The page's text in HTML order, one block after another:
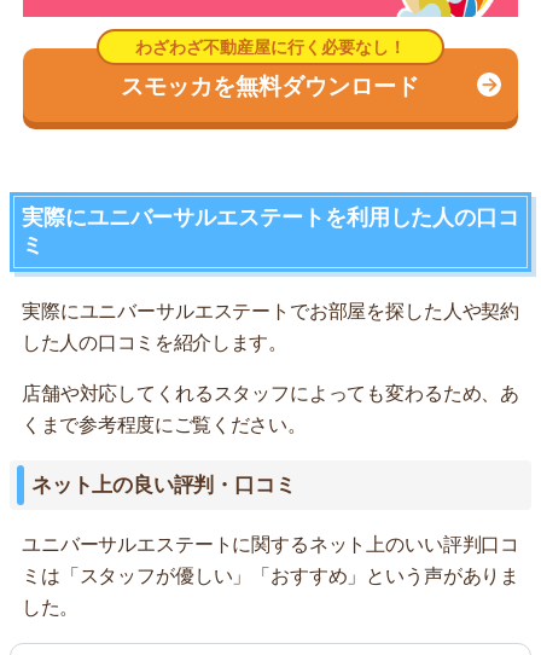
スモッカを無料ダウンロード
実際にユニバーサルエステートを利用した人の口コ
ミ
実際にユニバーサルエステートでお部屋を探した人や契約
した人の口コミを紹介します。
店舗や対応してくれるスタッフによっても変わるため、あ
くまで参考程度にご覧ください。
ネット上の良い評判・口コミ
ユニバーサルエステートに関するネット上のいい評判口コ
ミは「スタッフが優しい」「おすすめ」という声がありま
した。